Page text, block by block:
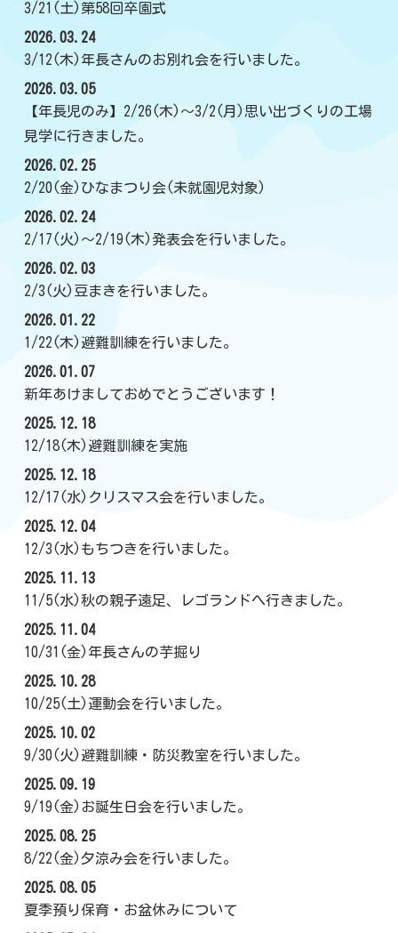
3/21(土)第58回卒園式
2026.03.24
3/12(木)年長さんのお別れ会を行いました。
2026.03.05
【年長児のみ】2/26(木)～3/2(月)思い出づくりの工場
見学に行きました。
2026.02.25
2/20(金)ひなまつり会(未就園児対象)
2026.02.24
2/17(火)～2/19(木)発表会を行いました。
2026.02.03
2/3(火)豆まきを行いました。
2026.01.22
1/22(木)避難訓練を行いました。
2026.01.07
新年あけましておめでとうございます！
2025.12.18
12/18(木)避難訓練を実施
2025.12.18
12/17(水)クリスマス会を行いました。
2025.12.04
12/3(水)もちつきを行いました。
2025.11.13
11/5(水)秋の親子遠足、レゴランドへ行きました。
2025.11.04
10/31(金)年長さんの芋掘り
2025.10.28
10/25(土)運動会を行いました。
2025.10.02
9/30(火)避難訓練・防災教室を行いました。
2025.09.19
9/19(金)お誕生日会を行いました。
2025.08.25
8/22(金)夕涼み会を行いました。
2025.08.05
夏季預り保育・お盆休みについて